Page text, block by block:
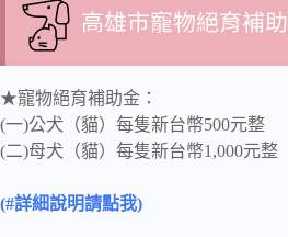
高雄市寵物絕育補助
★寵物絕育補助金：
(一)公犬（貓）每隻新台幣500元整
(二)母犬（貓）每隻新台幣1,000元整
(#詳細說明請點我)